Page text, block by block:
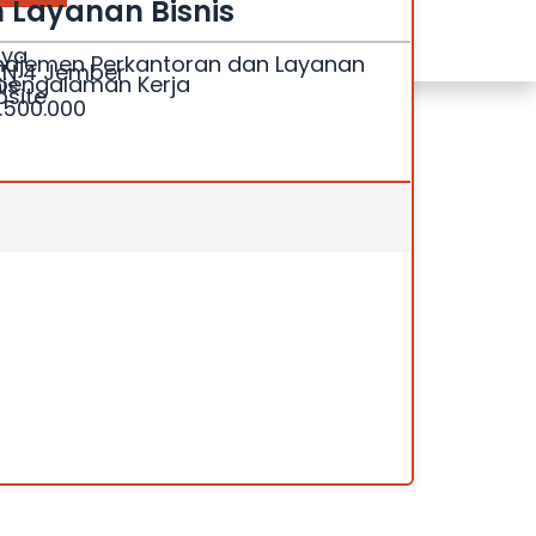
Bisnis
Perkantoran dan Layanan
4 Jember Kerja